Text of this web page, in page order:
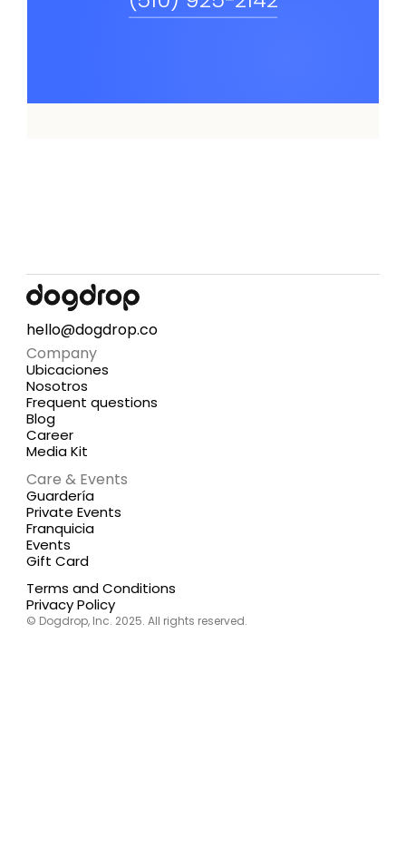
hello@dogdrop.co
Care & Events
Guardería
Private Events
Franquicia
Events
Gift Card
Company
Frequent questions
Nosotros
Ubicaciones
Blog
Career
Media Kit
Terms and Conditions
Privacy Policy
© Dogdrop, Inc. 2025. All rights reserved.